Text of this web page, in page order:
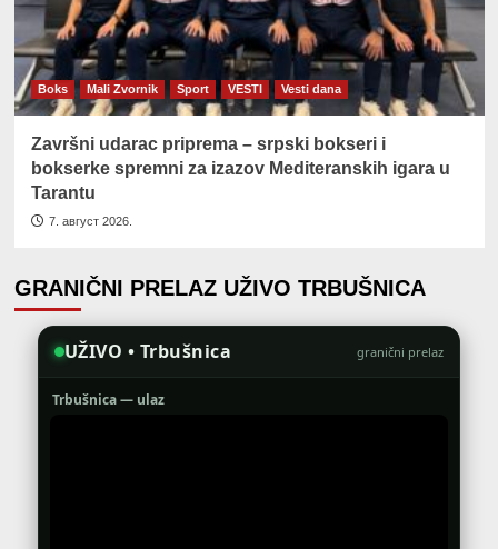
Boks Mali Zvornik Sport VESTI Vesti dana
Završni udarac priprema – srpski bokseri i
bokserke spremni za izazov Mediteranskih igara u
Tarantu
7. август 2026.
GRANIČNI PRELAZ UŽIVO TRBUŠNICA
UŽIVO • Trbušnica granični prelaz
Trbušnica — ulaz